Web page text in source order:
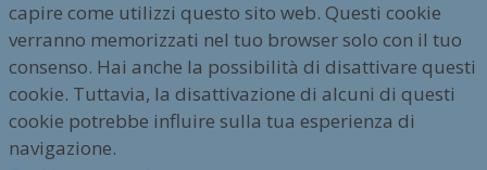
capire come utilizzi questo sito web. Questi cookie
verranno memorizzati nel tuo browser solo con il tuo
consenso. Hai anche la possibilità di disattivare questi
cookie. Tuttavia, la disattivazione di alcuni di questi
cookie potrebbe influire sulla tua esperienza di
navigazione.